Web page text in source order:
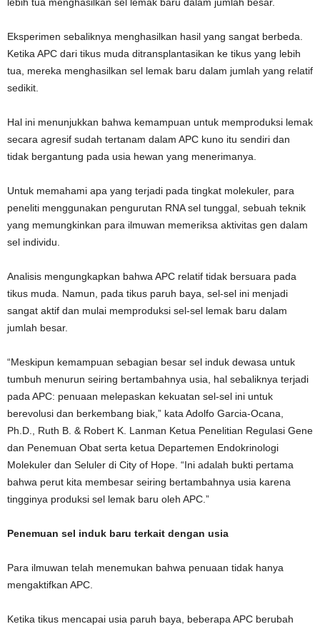
Eksperimen sebaliknya menghasilkan hasil yang sangat berbeda.
Ketika APC dari tikus muda ditransplantasikan ke tikus yang lebih
tua, mereka menghasilkan sel lemak baru dalam jumlah yang relatif
sedikit.
Hal ini menunjukkan bahwa kemampuan untuk memproduksi lemak
secara agresif sudah tertanam dalam APC kuno itu sendiri dan
tidak bergantung pada usia hewan yang menerimanya.
Untuk memahami apa yang terjadi pada tingkat molekuler, para
peneliti menggunakan pengurutan RNA sel tunggal, sebuah teknik
yang memungkinkan para ilmuwan memeriksa aktivitas gen dalam
sel individu.
Analisis mengungkapkan bahwa APC relatif tidak bersuara pada
tikus muda. Namun, pada tikus paruh baya, sel-sel ini menjadi
sangat aktif dan mulai memproduksi sel-sel lemak baru dalam
jumlah besar.
“Meskipun kemampuan sebagian besar sel induk dewasa untuk
tumbuh menurun seiring bertambahnya usia, hal sebaliknya terjadi
pada APC: penuaan melepaskan kekuatan sel-sel ini untuk
berevolusi dan berkembang biak,” kata Adolfo Garcia-Ocana,
Ph.D., Ruth B. & Robert K. Lanman Ketua Penelitian Regulasi Gene
dan Penemuan Obat serta ketua Departemen Endokrinologi
Molekuler dan Seluler di City of Hope. “Ini adalah bukti pertama
bahwa perut kita membesar seiring bertambahnya usia karena
tingginya produksi sel lemak baru oleh APC.”
Penemuan sel induk baru terkait dengan usia
Para ilmuwan telah menemukan bahwa penuaan tidak hanya
mengaktifkan APC.
Ketika tikus mencapai usia paruh baya, beberapa APC berubah